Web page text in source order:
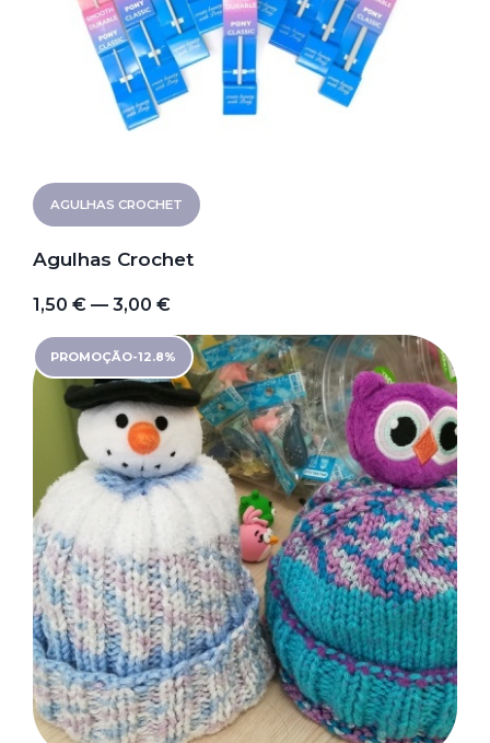
AGULHAS CROCHET
Agulhas Crochet
1,50 € — 3,00 €
PROMOÇÃO-12.8%